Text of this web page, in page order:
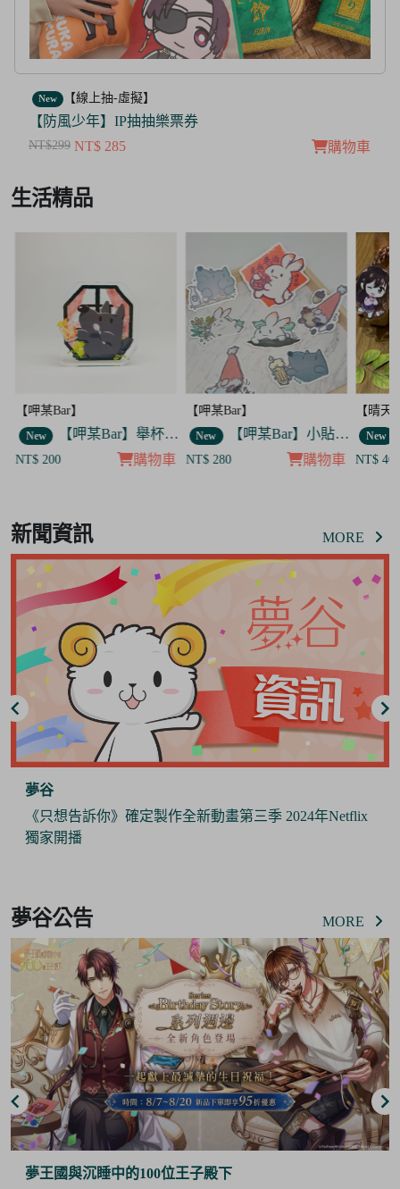
New 【線上抽-虛擬】
【茜色線上抽票券】限量周邊抽抽樂
NT$100 NT$ 50
購物車
3
生活精品
【呷某Bar】
New 【呷某Bar】小貼紙 7入套組
NT$ 280 購物車
【晴天咖啡館】
New 【晴天咖啡館】吊飾套組
NT$ 400 購物車
【呷某
New
NT$
of
8
新聞資訊 MORE
夢谷
《只想告訴你》確定製作全新動畫第三季 2024年Netflix
獨家開播
of
6
夢谷公告 MORE
夢王國與沉睡中的100位王子殿下